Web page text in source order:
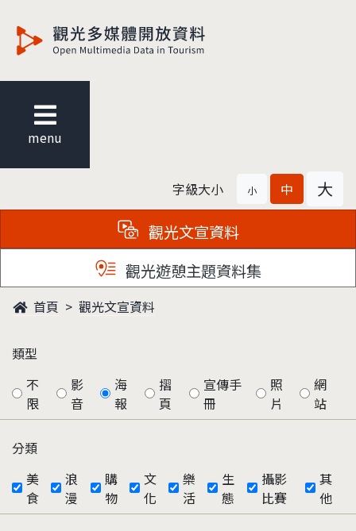
menu
字級大小 小 中 大
觀光文宣資料
觀光遊憩主題資料集
首頁 觀光文宣資料
類型
不
限
影
音
海
報
摺
頁
宣傳手
冊
照
片
網
站
分類
美
食
浪
漫
購
物
文
化
樂
活
生
態
攝影
比賽
其
他